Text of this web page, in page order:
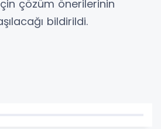
çözüm önerilerinin
bildirildi.